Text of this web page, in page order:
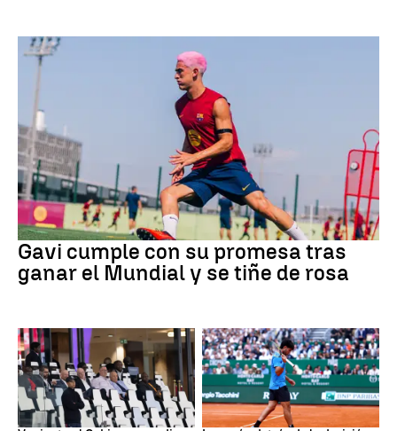
Fútbol
Gavi cumple con su promesa tras
ganar el Mundial y se tiñe de rosa
Mundial 2030 Tenis